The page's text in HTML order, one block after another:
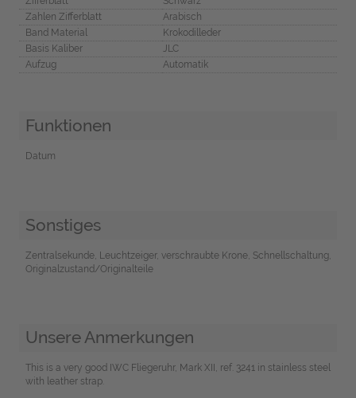
Zahlen Zifferblatt
Arabisch
Band Material
Krokodilleder
Basis Kaliber
JLC
Aufzug
Automatik
Funktionen
Datum
Sonstiges
Zentralsekunde, Leuchtzeiger, verschraubte Krone, Schnellschaltung,
Originalzustand/Originalteile
Unsere Anmerkungen
This is a very good IWC Fliegeruhr, Mark XII, ref. 3241 in stainless steel
with leather strap.